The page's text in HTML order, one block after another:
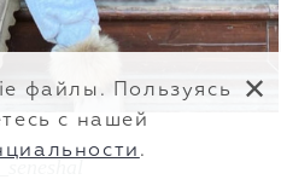
файлы. Пользуясь
с нашей
.
✕